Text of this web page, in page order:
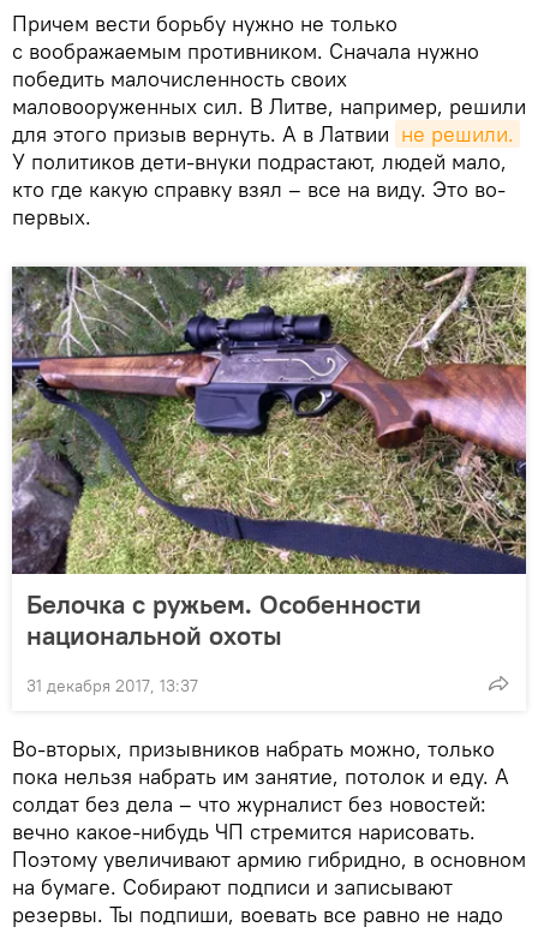
Причем вести борьбу нужно не только
с воображаемым противником. Сначала нужно
победить малочисленность своих
маловооруженных сил. В Литве, например, решили
для этого призыв вернуть. А в Латвии не решили.
У политиков дети-внуки подрастают, людей мало,
кто где какую справку взял – все на виду. Это во-
первых.
Белочка с ружьем. Особенности
национальной охоты
31 декабря 2017, 13:37
Во-вторых, призывников набрать можно, только
пока нельзя набрать им занятие, потолок и еду. А
солдат без дела – что журналист без новостей:
вечно какое-нибудь ЧП стремится нарисовать.
Поэтому увеличивают армию гибридно, в основном
на бумаге. Собирают подписи и записывают
резервы. Ты подпиши, воевать все равно не надо